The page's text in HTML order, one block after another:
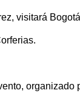
visitará
organizado